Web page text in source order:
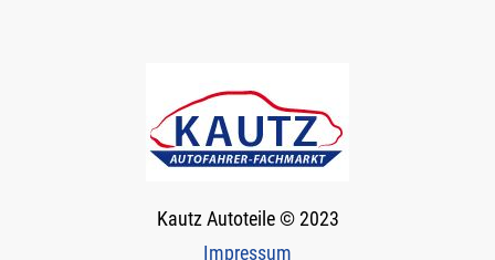
Kautz Autoteile © 2023
Impressum